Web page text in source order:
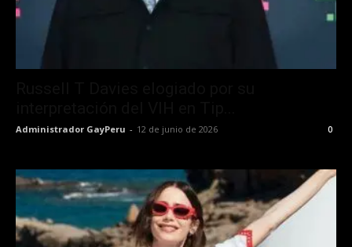
Administrador GayPeru - 12 de junio de 2026 0